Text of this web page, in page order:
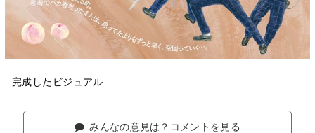
完成したビジュアル
みんなの意見は？コメントを見る